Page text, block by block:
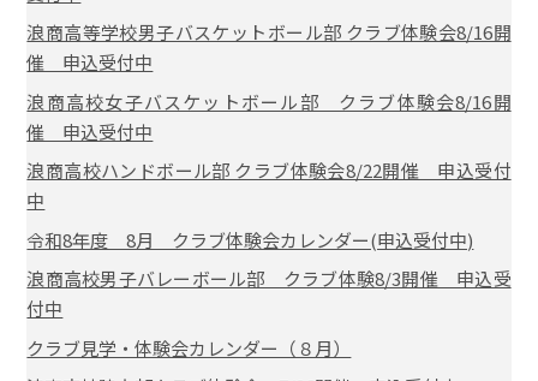
浪商高等学校男子バスケットボール部 クラブ体験会8/16開
催 申込受付中
浪商高校女子バスケットボール部 クラブ体験会8/16開
催 申込受付中
浪商高校ハンドボール部 クラブ体験会8/22開催 申込受付
中
令和8年度 8月 クラブ体験会カレンダー(申込受付中)
浪商高校男子バレーボール部 クラブ体験8/3開催 申込受
付中
クラブ見学・体験会カレンダー（８月）